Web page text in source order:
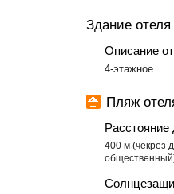
Здание отеля
Описание
4-этажное
Пляж
400 м (чекрез